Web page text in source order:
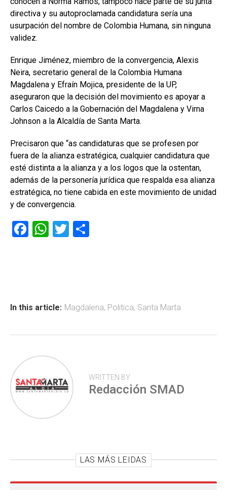
directiva y su autoproclamada candidatura sería una
usurpación del nombre de Colombia Humana, sin ninguna
validez.
Enrique Jiménez, miembro de la convergencia, Alexis
Neira, secretario general de la Colombia Humana
Magdalena y Efraín Mojica, presidente de la UP,
aseguraron que la decisión del movimiento es apoyar a
Carlos Caicedo a la Gobernación del Magdalena y Virna
Johnson a la Alcaldía de Santa Marta.
Precisaron que “as candidaturas que se profesen por
fuera de la alianza estratégica, cualquier candidatura que
esté distinta a la alianza y a los logos que la ostentan,
además de la personería jurídica que respalda esa alianza
estratégica, no tiene cabida en este movimiento de unidad
y de convergencia.
F
ok
W
p
T
tir
In this article: Magdalena, Politica, Santa Marta
WRITTEN BY
Redacción SMAD
LAS MÁS LEIDAS